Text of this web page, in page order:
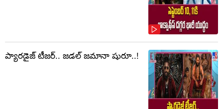
ప్యారడైజ్ టీజర్.. జడల్ జమానా షురూ..!